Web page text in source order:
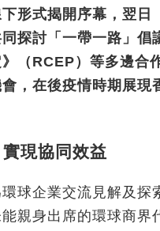
形式揭開序幕，翌
探討「一帶一路」
（RCEP）等多邊合
，在後疫情時期展
現協同效益
球企業交流見解及
親身出席的環球商